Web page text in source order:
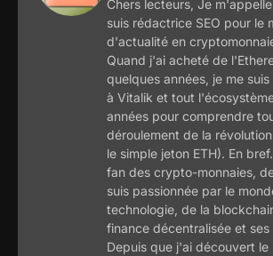
Chers lecteurs, Je
suis rédactrice SEO pour le
d'actualité en
Quand j'ai acheté de
quelques années, je me
à Vitalik et tout
années pour comprendre
déroulement de la
le simple jeton ETH). En
fan des crypto-monnaies,
suis passionnée par le
technologie, de la
finance décentralisée et ses
Depuis que j'ai découvert le